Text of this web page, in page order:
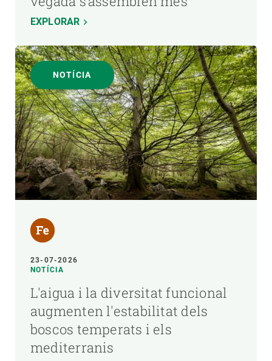
EXPLORAR
NOTÍCIA
23-07-2026
NOTÍCIA
L'aigua i la diversitat funcional
augmenten l'estabilitat dels
boscos temperats i els
mediterranis